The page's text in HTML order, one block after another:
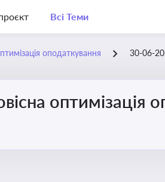
Всі Теми
оподаткування 30-06-
оптимізація